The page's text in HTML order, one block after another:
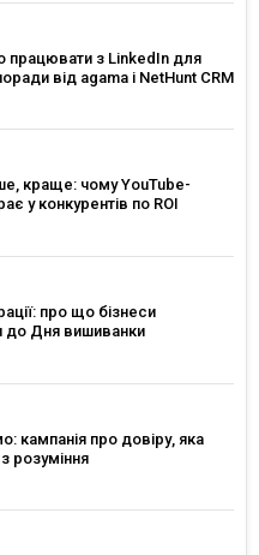
працювати з LinkedIn для
від agama і NetHunt CRM
краще: чому YouTube-
у конкурентів по ROI
про що бізнеси
до Дня вишиванки
кампанія про довіру, яка
розуміння